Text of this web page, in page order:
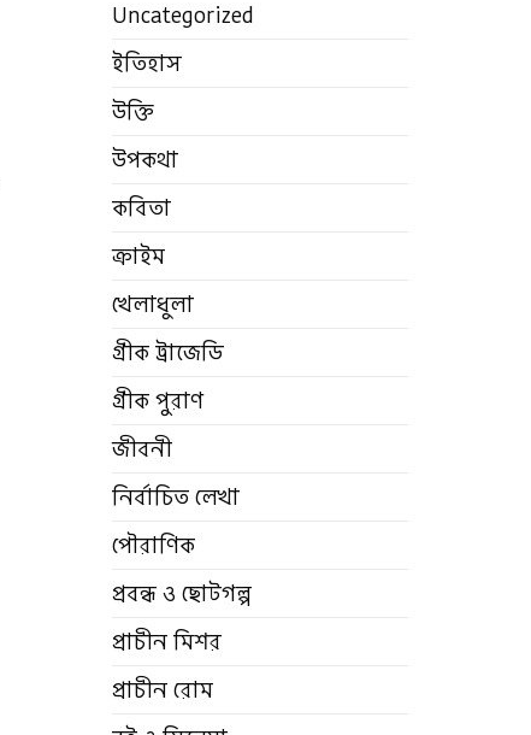
Uncategorized
ইতিহাস
উক্তি
উপকথা
কবিতা
ক্রাইম
খেলাধুলা
গ্রীক ট্রাজেডি
গ্রীক পুরাণ
জীবনী
নির্বাচিত লেখা
পৌরাণিক
প্রবন্ধ ও ছোটগল্প
প্রাচীন মিশর
প্রাচীন রোম